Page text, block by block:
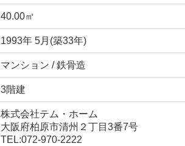
40.00㎡
1993年 5月(築33年)
マンション / 鉄骨造
3階建
株式会社テム・ホーム
大阪府柏原市清州２丁目3番7号
TEL:072-970-2222